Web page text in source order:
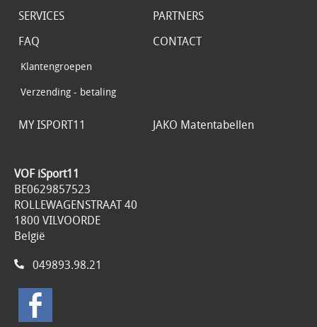
SERVICES
PARTNERS
FAQ
Klantengroepen
Verzending - betaling
CONTACT
MY ISPORT11 JAKO Matentabellen
VOF iSport11
BE0629857523
ROLLEWAGENSTRAAT 40
1800 VILVOORDE
België
049893.98.21